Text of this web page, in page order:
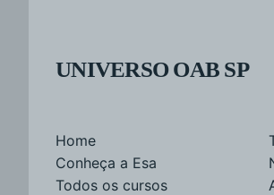
UNIVERSO OAB SP
Home
Conheça a Esa
Todos os cursos